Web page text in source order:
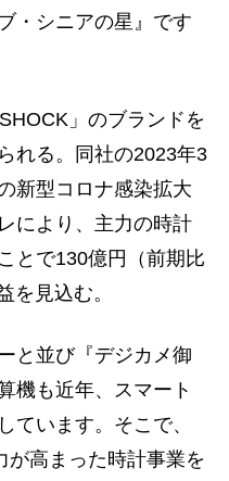
・シニアの星』です
」のブランドを
れる。同社の2023年3
新型コロナ感染拡大
により、主力の時計
とで130億円（前期比
を見込む。
と並び『デジカメ御
機も近年、スマート
ています。そこで、
が高まった時計事業を